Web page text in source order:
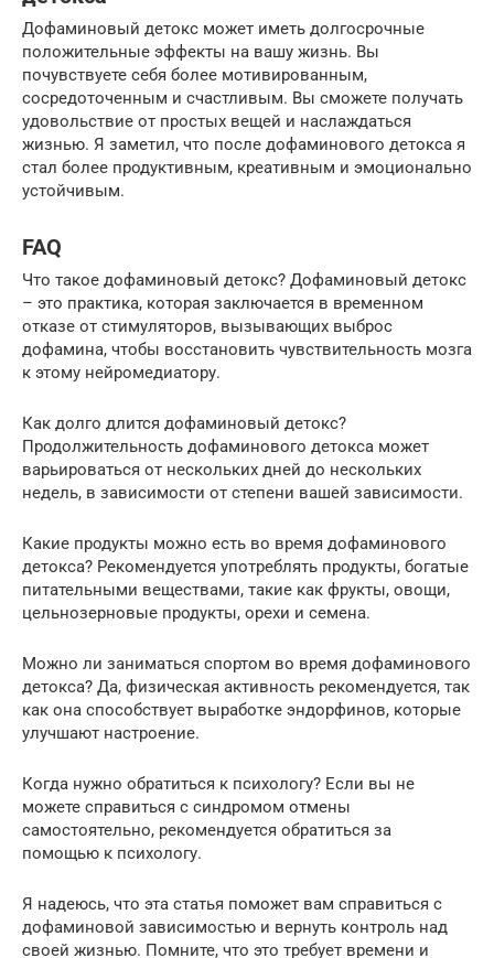
Дофаминовый детокс может иметь долгосрочные
положительные эффекты на вашу жизнь. Вы
почувствуете себя более мотивированным,
сосредоточенным и счастливым. Вы сможете получать
удовольствие от простых вещей и наслаждаться
жизнью. Я заметил, что после дофаминового детокса я
стал более продуктивным, креативным и эмоционально
устойчивым.
FAQ
Что такое дофаминовый детокс? Дофаминовый детокс
– это практика, которая заключается в временном
отказе от стимуляторов, вызывающих выброс
дофамина, чтобы восстановить чувствительность мозга
к этому нейромедиатору.
Как долго длится дофаминовый детокс?
Продолжительность дофаминового детокса может
варьироваться от нескольких дней до нескольких
недель, в зависимости от степени вашей зависимости.
Какие продукты можно есть во время дофаминового
детокса? Рекомендуется употреблять продукты, богатые
питательными веществами, такие как фрукты, овощи,
цельнозерновые продукты, орехи и семена.
Можно ли заниматься спортом во время дофаминового
детокса? Да, физическая активность рекомендуется, так
как она способствует выработке эндорфинов, которые
улучшают настроение.
Когда нужно обратиться к психологу? Если вы не
можете справиться с синдромом отмены
самостоятельно, рекомендуется обратиться за
помощью к психологу.
Я надеюсь, что эта статья поможет вам справиться с
дофаминовой зависимостью и вернуть контроль над
своей жизнью. Помните, что это требует времени и